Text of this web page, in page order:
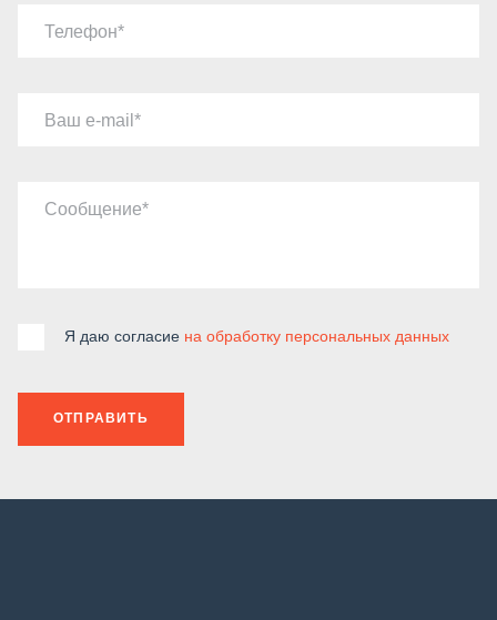
Телефон
Ваш e-mail
Сообщение
Я даю согласие на обработку персональных данных
ОТПРАВИТЬ